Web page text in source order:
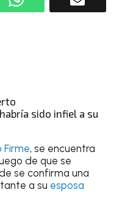
sido infiel a su
Firme, se encuentra
de que se
se confirma una
a su esposa